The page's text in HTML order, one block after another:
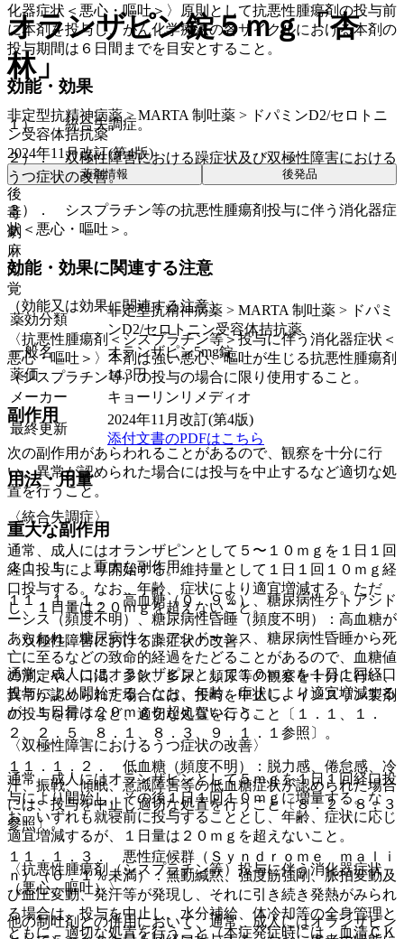
化器症状＜悪心・嘔吐＞〉原則として抗悪性腫瘍剤の投与前
に本剤を投与し、がん化学療法の各サイクルにおける本剤の
投与期間は６日間までを目安とすること。
効能・効果
１）． 統合失調症。
２）． 双極性障害における躁症状及び双極性障害における
うつ症状の改善。
３）． シスプラチン等の抗悪性腫瘍剤投与に伴う消化器症
状＜悪心・嘔吐＞。
効能・効果に関連する注意
（効能又は効果に関連する注意）
〈抗悪性腫瘍剤＜シスプラチン等＞投与に伴う消化器症状＜
悪心・嘔吐＞〉本剤は強い悪心、嘔吐が生じる抗悪性腫瘍剤
（シスプラチン等）の投与の場合に限り使用すること。
副作用
次の副作用があらわれることがあるので、観察を十分に行
い、異常が認められた場合には投与を中止するなど適切な処
置を行うこと。
重大な副作用
１１．１． 重大な副作用
１１．１．１． 高血糖（０．９％）、糖尿病性ケトアシド
ーシス（頻度不明）、糖尿病性昏睡（頻度不明）：高血糖が
あらわれ、糖尿病性ケトアシドーシス、糖尿病性昏睡から死
亡に至るなどの致命的経過をたどることがあるので、血糖値
の測定や、口渇、多飲、多尿、頻尿等の観察を十分に行い、
異常が認められた場合には、投与を中止し、インスリン製剤
の投与を行うなど、適切な処置を行うこと〔１．１、１．
２、２．５、８．１、８．３、９．１．１参照〕。
１１．１．２． 低血糖（頻度不明）：脱力感、倦怠感、冷
汗、振戦、傾眠、意識障害等の低血糖症状が認められた場合
には、投与を中止し適切な処置を行うこと〔８．２、８．３
参照〕。
１１．１．３． 悪性症候群（Ｓｙｎｄｒｏｍｅ ｍａｌｉ
ｎ）（０．１％未満）：無動緘黙、強度筋強剛、脈拍変動及
び血圧変動、発汗等が発現し、それに引き続き発熱がみられ
る場合は、投与を中止し、水分補給、体冷却等の全身管理と
ともに、適切な処置を行うこと（本症発症時には、血清ＣＫ
オランザピン錠５ｍｇ「杏
林」
非定型抗精神病薬 > MARTA 制吐薬 > ドパミンD2/セロトニ
ン受容体拮抗薬
2024年11月改訂(第4版)
薬剤情報 後発品
後
毒
劇
麻
向
覚
薬効分類
非定型抗精神病薬 > MARTA 制吐薬 > ドパミ
ンD2/セロトニン受容体拮抗薬
一般名
オランザピン5mg錠
薬価
14.3円
メーカー
キョーリンリメディオ
最終更新
2024年11月改訂(第4版)
添付文書のPDFはこちら
用法・用量
〈統合失調症〉
通常、成人にはオランザピンとして５〜１０ｍｇを１日１回
経口投与により開始する。維持量として１日１回１０ｍｇ経
口投与する。なお、年齢、症状により適宜増減する。ただ
し、１日量は２０ｍｇを超えないこと。
〈双極性障害における躁症状の改善〉
通常、成人にはオランザピンとして１０ｍｇを１日１回経口
投与により開始する。なお、年齢、症状により適宜増減する
が、１日量は２０ｍｇを超えないこと。
〈双極性障害におけるうつ症状の改善〉
通常、成人にはオランザピンとして５ｍｇを１日１回経口投
与により開始し、その後１日１回１０ｍｇに増量する。な
お、いずれも就寝前に投与することとし、年齢、症状に応じ
適宜増減するが、１日量は２０ｍｇを超えないこと。
〈抗悪性腫瘍剤（シスプラチン等）投与に伴う消化器症状
（悪心、嘔吐）〉
他の制吐剤との併用において、通常、成人にはオランザピン